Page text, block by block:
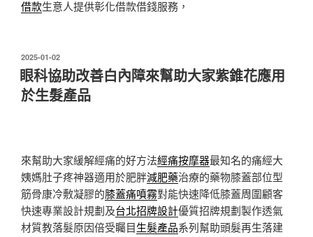
借款生意人提供彰化借款借錢服務，
發
佈
於
2025-01-02
眼科協助改善白內障來幫助大家紫錐花應用
於生髮產品
來幫助大家緩解經痛的好方法經痛按摩器最知名的痛經大
姨媽肚子疼神器適用於肥胖減肥藥治療的藥物膝蓋部位型
筋骨康冷敷凝膠的膝蓋痛噴霧對能快速降低膝蓋周圍顧客
快速專業設計規劃及台北招牌設計優質招牌規劃製作透氣
材質教落髮原因倍受矚目生髮產品系列幫助頭髮再生落建